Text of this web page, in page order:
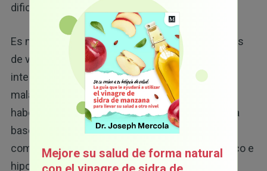
dificultades para respirar y neumonía.
Es normal encontrar amoníaco en los limpiadores
de vidrios y ventanas o en las pinturas para
interiores y exteriores, por lo que el cloro es una
mala opción para limpiar un espacio después de
haber pintado. Combinar cloro con un producto a
base de ácido produce gas cloro, el cual al ser
combinado con agua produce un ácido clorhídrico e
hipocloroso.
Mejore su salud de forma natural